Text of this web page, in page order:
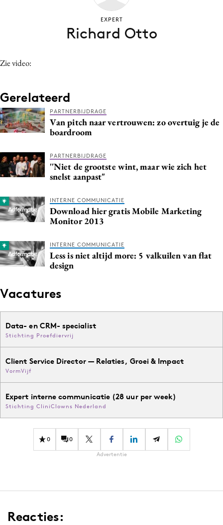
Craft
Data & Insights
Design
Digital transformation
Effectiviteit
Gedragsverandering
Interne communicatie
Martech
Merkstrategie
PR
Purpose Marketing
Reputatie & crisis
Zie video:
Gerelateerd
PARTNERBIJDRAGE
Van pitch naar vertrouwen: zo overtuig je de
boardroom
PARTNERBIJDRAGE
''Niet de grootste wint, maar wie zich het
snelst aanpast"
INTERNE COMMUNICATIE
Download hier gratis Mobile Marketing
Monitor 2013
INTERNE COMMUNICATIE
Less is niet altijd more: 5 valkuilen van flat
design
Vacatures
Data- en CRM- specialist
Stichting Proefdiervrij
Client Service Director — Relaties, Groei & Impact
VormVijf
Expert interne communicatie (28 uur per week)
Stichting CliniClowns Nederland
0 0
Advertentie
Reacties:
EXPERT
Richard Otto